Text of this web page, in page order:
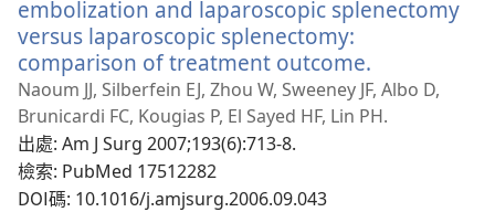
embolization and laparoscopic splenectomy
versus laparoscopic splenectomy:
comparison of treatment outcome.
啟
新
Naoum JJ, Silberfein EJ, Zhou W, Sweeney JF, Albo D,
Brunicardi FC, Kougias P, El Sayed HF, Lin PH.
出處‎: Am J Surg 2007;193(6):713-8.
檢索‎: PubMed 17512282
DOI碼‎: 10.1016/j.amjsurg.2006.09.043